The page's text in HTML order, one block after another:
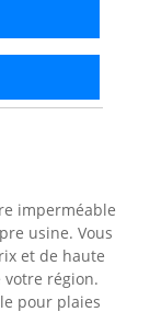
imperméable
usine. Vous
et de haute
région.
pour plaies